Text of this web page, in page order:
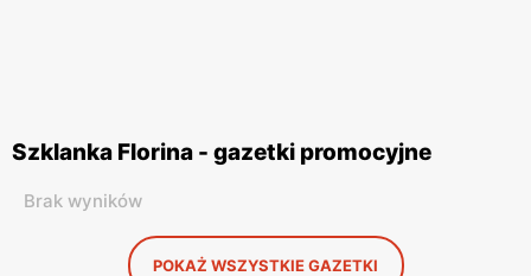
Szklanka Florina - gazetki promocyjne
Brak wyników
POKAŻ WSZYSTKIE GAZETKI